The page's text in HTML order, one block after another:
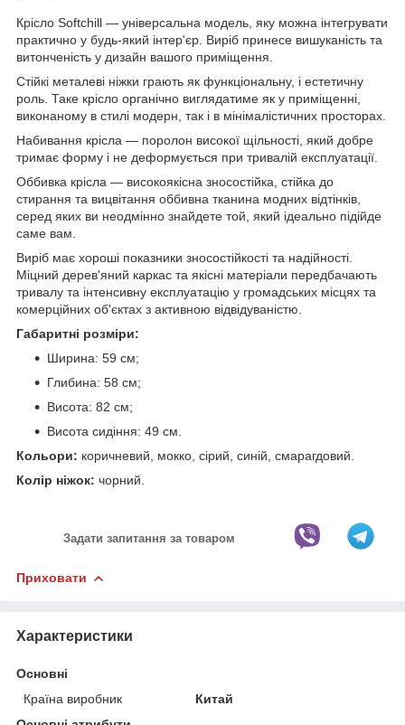
Крісло Softchill — універсальна модель, яку можна інтегрувати
практично у будь-який інтер'єр. Виріб принесе вишуканість та
витонченість у дизайн вашого приміщення.
Стійкі металеві ніжки грають як функціональну, і естетичну
роль. Таке крісло органічно виглядатиме як у приміщенні,
виконаному в стилі модерн, так і в мінімалістичних просторах.
Набивання крісла — поролон високої щільності, який добре
тримає форму і не деформується при тривалій експлуатації.
Оббивка крісла — високоякісна зносостійка, стійка до
стирання та вицвітання оббивна тканина модних відтінків,
серед яких ви неодмінно знайдете той, який ідеально підійде
саме вам.
Виріб має хороші показники зносостійкості та надійності.
Міцний дерев'яний каркас та якісні матеріали передбачають
тривалу та інтенсивну експлуатацію у громадських місцях та
комерційних об'єктах з активною відвідуваністю.
Габаритні розміри:
Ширина: 59 см;
Глибина: 58 см;
Висота: 82 см;
Висота сидіння: 49 см.
Кольори: коричневий, мокко, сірий, синій, смарагдовий.
Колір ніжок: чорний.
Задати запитання за товаром
Приховати
Характеристики
Основні
Країна виробник
Китай